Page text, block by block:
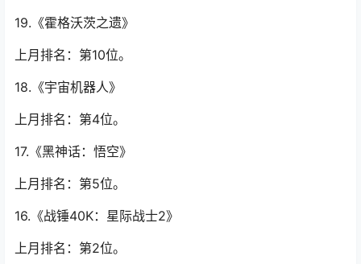
19.《霍格沃茨之遗》
上月排名：第10位。
18.《宇宙机器人》
上月排名：第4位。
17.《黑神话：悟空》
上月排名：第5位。
16.《战锤40K：星际战士2》
上月排名：第2位。